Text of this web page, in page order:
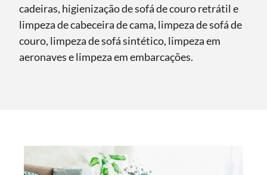
cadeiras, higienização de sofá de couro retrátil e
limpeza de cabeceira de cama, limpeza de sofá de
couro, limpeza de sofá sintético, limpeza em
aeronaves e limpeza em embarcações.